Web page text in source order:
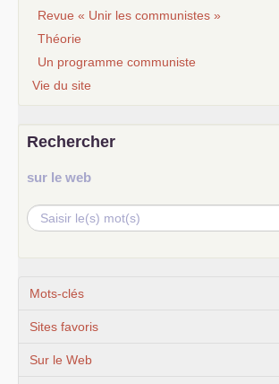
Revue « Unir les communistes »
Théorie
Un programme communiste
Vie du site
Rechercher
sur le web
Mots-clés
Sites favoris
Sur le Web